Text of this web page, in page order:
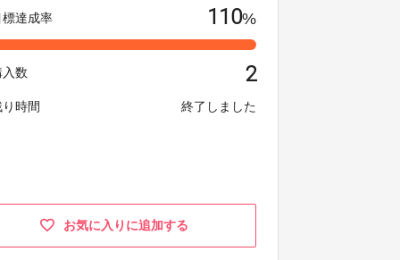
標達成率 110%
入数 2
り時間 終了しました
お気に入りに追加する